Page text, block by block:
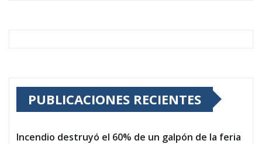
PUBLICACIONES RECIENTES
Incendio destruyó el 60% de un galpón de la feria